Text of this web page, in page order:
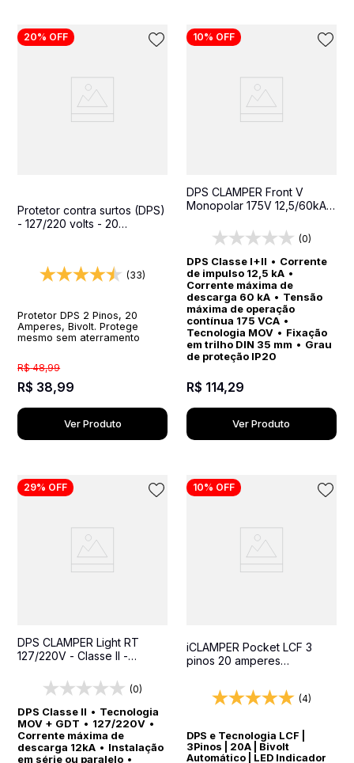
20% OFF
Protetor contra surtos (DPS)
- 127/220 volts - 20
(33)
Protetor DPS 2 Pinos, 20
Amperes, Bivolt. Protege
mesmo sem aterramento
R$ 48,99
R$ 38,99
Ver Produto
10% OFF
DPS CLAMPER Front V
Monopolar 175V 12,5/60kA
surtos para quadros
elétricos
(0)
DPS Classe I+II • Corrente
de impulso 12,5 kA•
Corrente máxima de
descarga 60 kA• Tensão
máxima de operação
contínua 175 VCA•
Tecnologia MOV• Fixação
em trilho DIN 35 mm • Grau
de proteção IP20
R$ 114,29
Ver Produto
29% OFF
DPS CLAMPER Light RT
127/220V - Classe II -
Iluminação LED, Smart Grid e
Telemetria
(0)
DPS Classe II • Tecnologia
MOV + GDT • 127/220V •
Corrente máxima de
descarga 12kA • Instalação
em série ou paralelo •
10% OFF
iCLAMPER Pocket LCF 3
pinos 20 amperes
Elétrico DPS Bivolt
(4)
DPS e Tecnologia LCF |
3Pinos | 20A | Bivolt
Automático | LED Indicador